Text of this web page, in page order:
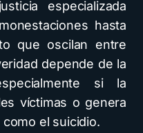
especializada
hasta
que oscilan entre
depende de la
si la
víctimas o genera
el suicidio.